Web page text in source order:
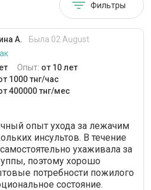
Фильтры
А.
Была 02 August
Опыт: от 10 лет
1000 тнг/час
400000 тнг/мес
опыт ухода за лежачим
инсультов. В течение
ухаживала за
поэтому хорошо
потребности пожилого
состояние.